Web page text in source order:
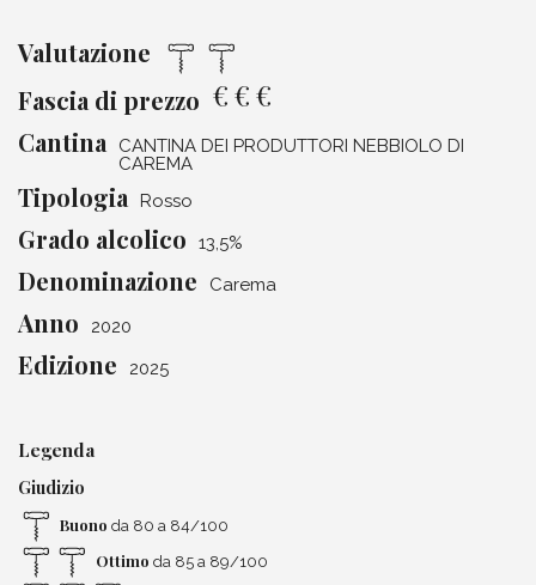
Valutazione
Fascia di prezzo €€€
Cantina
CANTINA DEI PRODUTTORI NEBBIOLO DI
CAREMA
Tipologia Rosso
Grado alcolico 13,5%
Denominazione Carema
Anno 2020
Edizione 2025
Legenda
Giudizio
Buono da 80 a 84/100
Ottimo da 85 a 89/100